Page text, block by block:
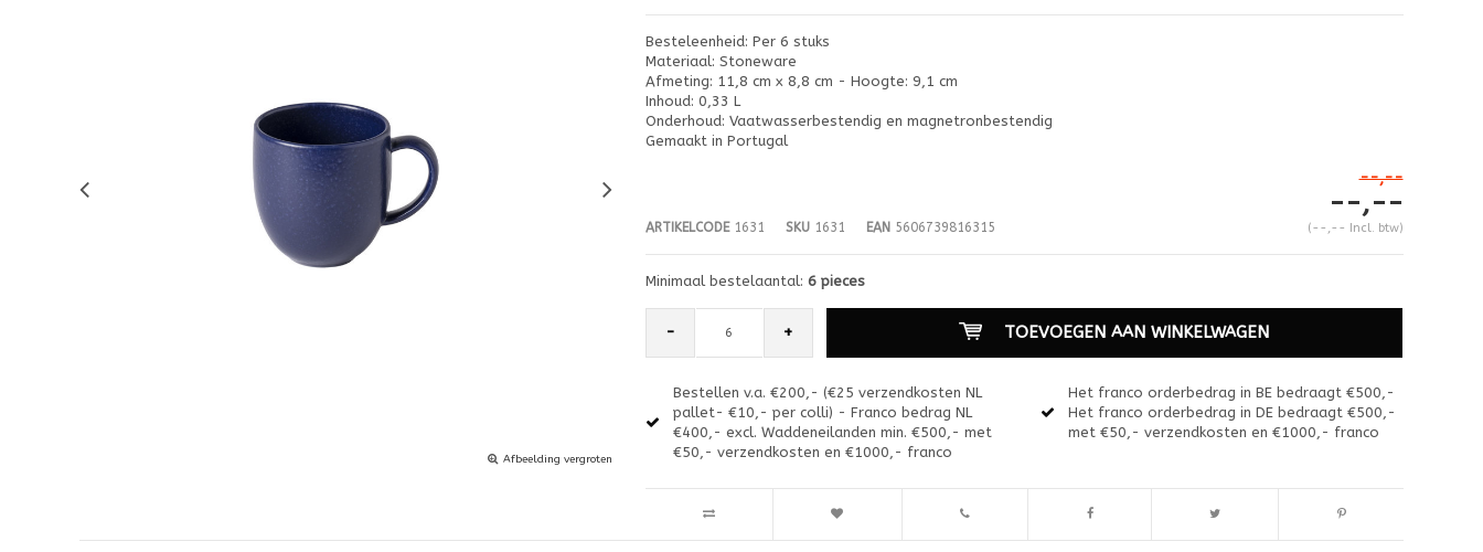
Afbeelding vergroten
Besteleenheid: Per 6 stuks
Materiaal: Stoneware
Afmeting: 11,8 cm x 8,8 cm - Hoogte: 9,1 cm
Inhoud: 0,33 L
Onderhoud: Vaatwasserbestendig en magnetronbestendig
Gemaakt in Portugal
ARTIKELCODE1631 SKU1631 EAN5606739816315
--,--
--,--
(--,-- Incl. btw)
Minimaal bestelaantal: 6 pieces
- + TOEVOEGEN AAN WINKELWAGEN
Bestellen v.a. €200,- (€25 verzendkosten NL
pallet- €10,- per colli) - Franco bedrag NL
€400,- excl. Waddeneilanden min. €500,- met
€50,- verzendkosten en €1000,- franco
Het franco orderbedrag in BE bedraagt €500,-
Het franco orderbedrag in DE bedraagt €500,-
met €50,- verzendkosten en €1000,- franco